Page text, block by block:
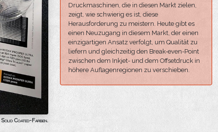
Druckmaschinen, die in diesen Markt zielen,
zeigt, wie schwierig es ist, diese
Herausforderung zu meistern. Heute gibt es
einen Neuzugang in diesem Markt, der einen
einzigartigen Ansatz verfolgt, um Qualität zu
liefern und gleichzeitig den Break-even-Point
zwischen dem Inkjet- und dem Offsetdruck in
höhere Auflagenregionen zu verschieben.
Solid Coated-Farben.